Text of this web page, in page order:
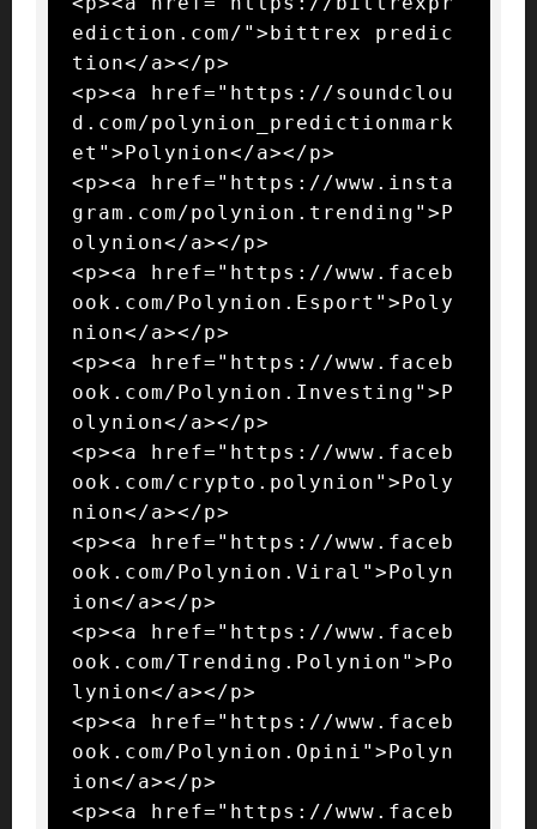
ediction.com/">bittrex predic
tion</a></p>
<p><a href="https://soundclou
d.com/polynion_predictionmark
et">Polynion</a></p>
<p><a href="https://www.insta
gram.com/polynion.trending">P
olynion</a></p>
<p><a href="https://www.faceb
ook.com/Polynion.Esport">Poly
nion</a></p>
<p><a href="https://www.faceb
ook.com/Polynion.Investing">P
olynion</a></p>
<p><a href="https://www.faceb
ook.com/crypto.polynion">Poly
nion</a></p>
<p><a href="https://www.faceb
ook.com/Polynion.Viral">Polyn
ion</a></p>
<p><a href="https://www.faceb
ook.com/Trending.Polynion">Po
lynion</a></p>
<p><a href="https://www.faceb
ook.com/Polynion.Opini">Polyn
ion</a></p>
<p><a href="https://www.faceb